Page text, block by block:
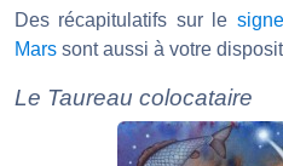
Des récapitulatifs sur le
Mars sont aussi à votre
Le Taureau colocataire